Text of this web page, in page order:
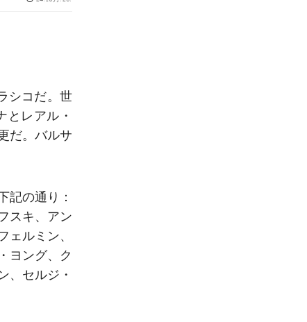
シコだ。世
とレアル・
だ。バルサ
記の通り：
スキ、アン
ルミン、
ヨング、ク
、セルジ・